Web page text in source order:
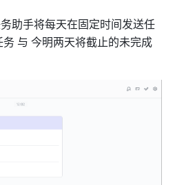
助手将每天在固定时间发送任
与 今明两天将截止的未完成